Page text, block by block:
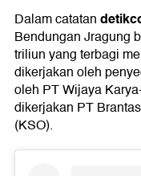
Dalam catatan
Bendungan Jragung
triliun yang terbagi
dikerjakan oleh
oleh PT Wijaya
dikerjakan PT
(KSO).